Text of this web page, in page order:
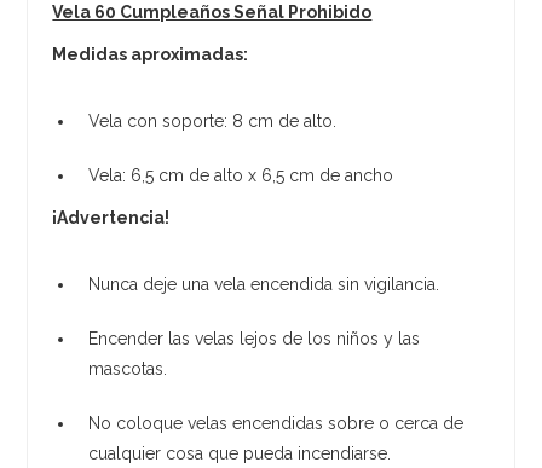
Vela 60 Cumpleaños Señal Prohibido
Medidas aproximadas:
Vela con soporte: 8 cm de alto.
Vela: 6,5 cm de alto x 6,5 cm de ancho
¡Advertencia!
Nunca deje una vela encendida sin vigilancia.
Encender las velas lejos de los niños y las
mascotas.
No coloque velas encendidas sobre o cerca de
cualquier cosa que pueda incendiarse.